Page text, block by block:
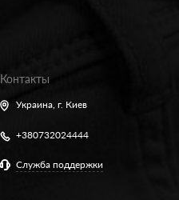
Контакты
Украина, г. Киев
+380732024444
Служба поддержки